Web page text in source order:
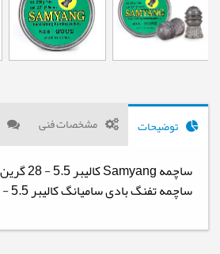
توضیحات مشخصات فنی
ساچمه Samyang کالیبر 5.5 - 28 گرین
ساچمه تفنگ بادی سامیانگ کالیبر 5.5 - 28 گرین